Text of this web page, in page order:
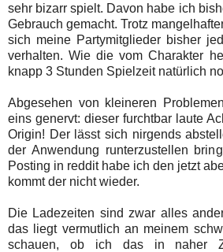
sehr bizarr spielt. Davon habe ich
Gebrauch gemacht. Trotz
sich meine Partymitglieder bisher
verhalten. Wie die vom Charakter
knapp 3 Stunden Spielzeit natürlich
Abgesehen von kleineren
eins genervt: dieser furchtbar laute
Origin! Der lässt sich nirgends
der Anwendung runterzustellen
Posting in reddit habe ich den jetzt
kommt der nicht wieder.
Die Ladezeiten sind zwar alles
das liegt vermutlich an meinem
schauen, ob ich das in naher